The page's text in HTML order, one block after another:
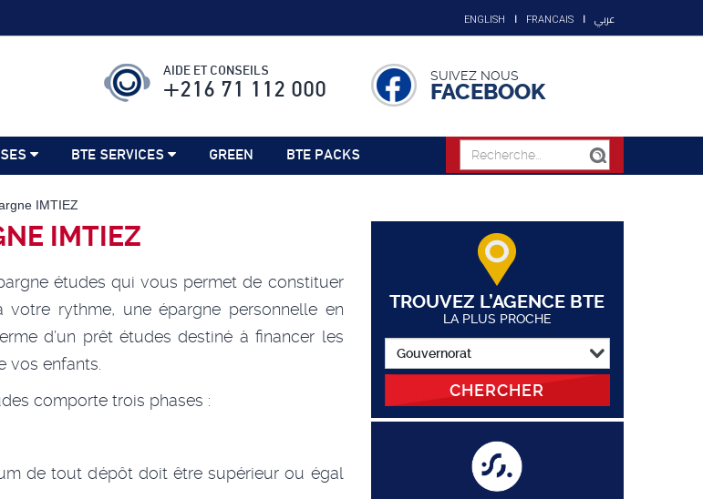
ENGLISH FRANCAIS عربي
AIDE ET CONSEILS
+216 71 112 000
SUIVEZ NOUS
FACEBOOK
BTE SERVICES GREEN BTE PACKS
IMTIEZ
IMTIEZ
études qui vous permet de constituer
votre rythme, une épargne personnelle en
d’un prêt études destiné à financer les
vos enfants.
comporte trois phases :
de tout dépôt doit être supérieur ou égal
TROUVEZ L’AGENCE BTE
LA PLUS PROCHE
CHERCHER